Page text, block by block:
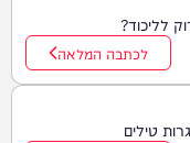
לליכוד?
לכתבה המלאה